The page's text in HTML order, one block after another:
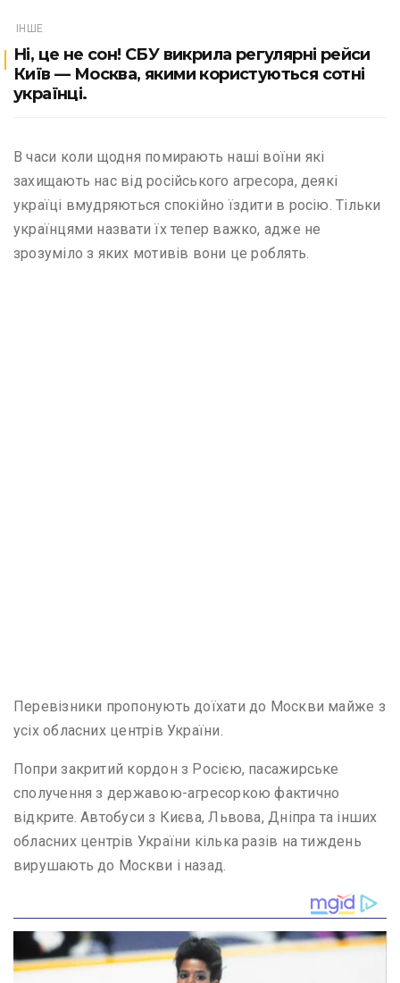
ІНШЕ
Ні, це не сон! СБУ викрила регулярні рейси
Київ — Москва, якими користуються сотні
українці.
В часи коли щодня помирають наші воїни які
захищають нас від російського агресора, деякі
україці вмудряються спокійно їздити в росію. Тільки
українцями назвати їх тепер важко, адже не
зрозуміло з яких мотивів вони це роблять.
Перевізники пропонують доїхати до Москви майже з
усіх обласних центрів України.
Попри закритий кордон з Росією, пасажирське
сполучення з державою-агресоркою фактично
відкрите. Автобуси з Києва, Львова, Дніпра та інших
обласних центрів України кілька разів на тиждень
вирушають до Москви і назад.